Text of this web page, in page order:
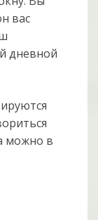
вас
дневной
можно в